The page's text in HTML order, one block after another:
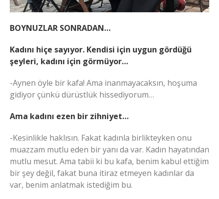
BOYNUZLAR SONRADAN…
Kadını hiçe sayıyor. Kendisi için uygun gördüğü
şeyleri, kadını için görmüyor…
-Aynen öyle bir kafa! Ama inanmayacaksın, hoşuma
gidiyor çünkü dürüstlük hissediyorum…
Ama kadını ezen bir zihniyet…
-Kesinlikle haklısın. Fakat kadınla birlikteyken onu
muazzam mutlu eden bir yanı da var. Kadın hayatından
mutlu mesut. Ama tabii ki bu kafa, benim kabul ettiğim
bir şey değil, fakat buna itiraz etmeyen kadınlar da
var, benim anlatmak istediğim bu.